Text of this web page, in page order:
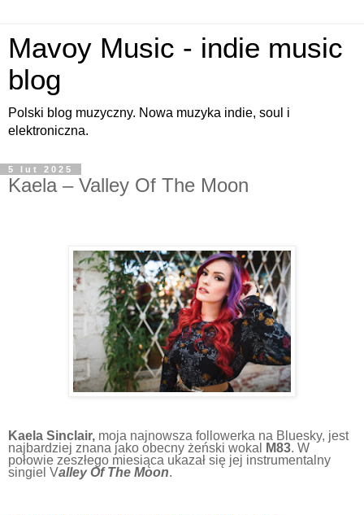
Mavoy Music - indie music
blog
Polski blog muzyczny. Nowa muzyka indie, soul i
elektroniczna.
5 lut 2025
Kaela – Valley Of The Moon
Kaela Sinclair, moja najnowsza followerka na Bluesky, jest
najbardziej znana jako obecny żeński wokal
M83. W
połowie zeszłego miesiąca ukazał się jej instrumentalny
singiel Valley Of The Moon.